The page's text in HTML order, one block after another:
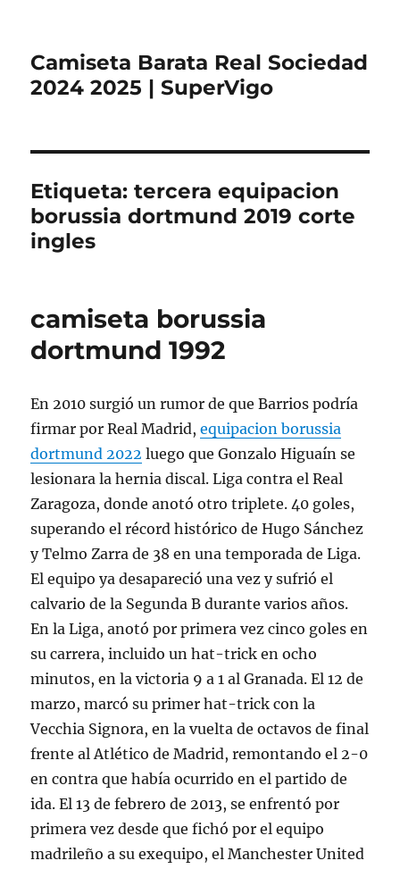
Camiseta Barata Real Sociedad
2024 2025 | SuperVigo
Etiqueta:tercera equipacion
borussia dortmund 2019 corte
ingles
camiseta borussia
dortmund 1992
En 2010 surgió un rumor de que Barrios podría
firmar por Real Madrid,equipacion borussia
dortmund 2022 luego que Gonzalo Higuaín se
lesionara la hernia discal. Liga contra el Real
Zaragoza, donde anotó otro triplete. 40 goles,
superando el récord histórico de Hugo Sánchez
y Telmo Zarra de 38 en una temporada de Liga.
El equipo ya desapareció una vez y sufrió el
calvario de la Segunda B durante varios años.
En la Liga, anotó por primera vez cinco goles en
su carrera, incluido un hat-trick en ocho
minutos, en la victoria 9 a 1 al Granada. El 12 de
marzo, marcó su primer hat-trick con la
Vecchia Signora, en la vuelta de octavos de final
frente al Atlético de Madrid, remontando el 2-0
en contra que había ocurrido en el partido de
ida. El 13 de febrero de 2013, se enfrentó por
primera vez desde que fichó por el equipo
madrileño a su exequipo, el Manchester United